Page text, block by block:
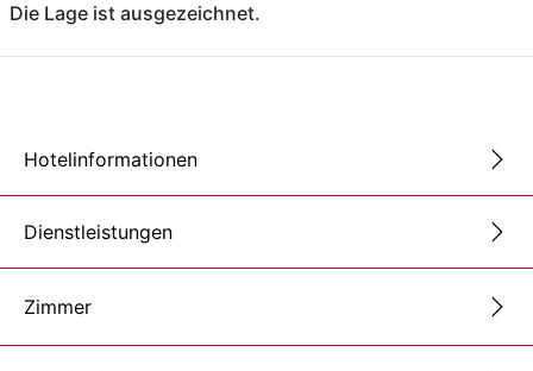
Die Lage ist ausgezeichnet.
Hotelinformationen
Dienstleistungen
Zimmer